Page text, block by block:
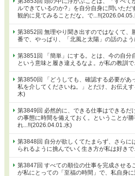
ルできているのか?」を自分自身に問いただ
観的に見てみることだな。で...!!(2026.04.05.
第3852回 無理やり聞き出すのではなくて、
番で、やっぱり、「北風と太陽」の話のよ
第3851回 「簡単」にする。とは、今の自分
という意味と履き違えるなよ。が私の教訓
第3850回 「どうしても、確認する必要があ
私を介してくださいね。」とだけ、お伝え
木)
第3849回 必然的に、できる仕事はできるだ
の事態に時間を備えておく。ということが
れ...!!(2026.04.01.水)
第3848回 自分が欲しくてたまらず、さらに
られるように挑んでいく生き方が私は好き
第3847回 すべての順位の仕事を完成させる
が私にとっての「至福の時間」で、私自身